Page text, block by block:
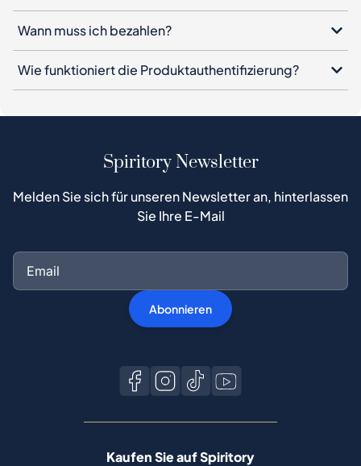
Wann muss ich bezahlen?
Wie funktioniert die Produktauthentifizierung?
Spiritory Newsletter
Melden Sie sich für unseren Newsletter an, hinterlassen
Sie Ihre E-Mail
Abonnieren
Kaufen Sie auf Spiritory